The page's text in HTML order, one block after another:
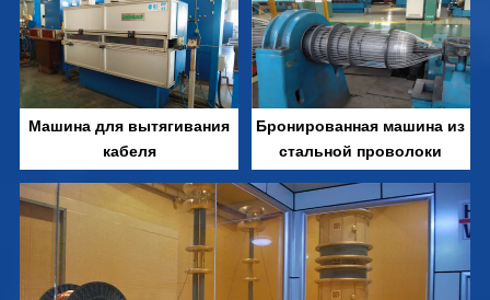
Машина для вытягивания
кабеля
Бронированная машина из
стальной проволоки